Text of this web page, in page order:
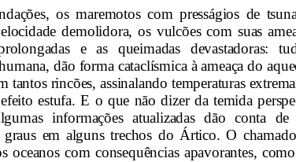
os maremotos com presságios de
demolidora, os vulcões com suas
e as queimadas devastadoras:
dão forma cataclísmica à ameaça do
tantos rincões, assinalando temperaturas
estufa. E o que não dizer da temida
informações atualizadas dão conta
em alguns trechos do Ártico. O
com consequências apavorantes,